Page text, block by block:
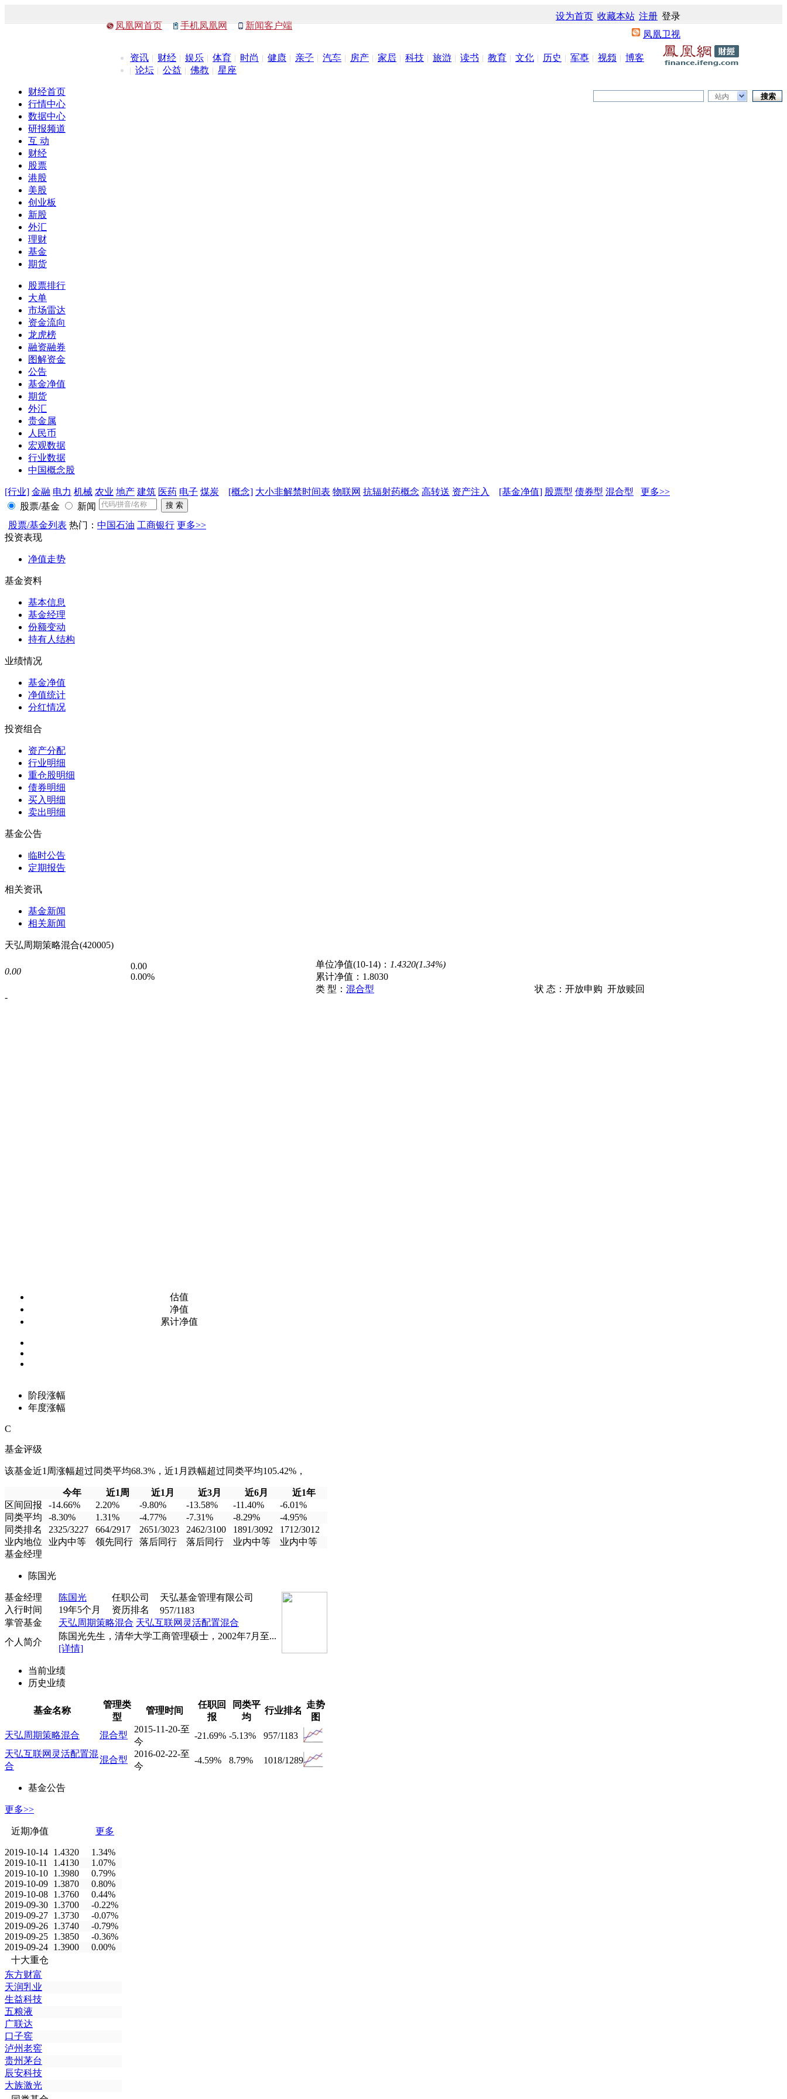
凤凰网首页 手机凤凰网 新闻客户端
设为首页 收藏本站 注册 登录
凤凰卫视
资讯 财经 娱乐 体育 时尚 健康 亲子 汽车 房产 家居 科技 旅游 读书 教育 文化 历史 军事 视频
博客
论坛
公益 佛教 星座
站内
财经首页
行情中心
数据中心
研报频道
互 动
财经
股票
港股
美股
创业板
新股
外汇
理财
基金
期货
股票排行
大单
市场雷达
资金流向
龙虎榜
融资融券
图解资金
公告
基金净值
期货
外汇
贵金属
人民币
宏观数据
行业数据
中国概念股
[行业] 金融 电力 机械 农业 地产 建筑 医药 电子 煤炭 [概念] 大小非解禁时间表 物联网 抗辐射药概念 高转送 资产注入 [基金净值] 股票型 债券型 混合型
更多>>
股票/基金
新闻
股票/基金列表 热门： 中国石油 工商银行 更多>>
投资表现
净值走势
基金资料
基本信息
基金经理
份额变动
持有人结构
业绩情况
基金净值
净值统计
分红情况
投资组合
资产分配
行业明细
重仓股明细
债券明细
买入明细
卖出明细
基金公告
临时公告
定期报告
相关资讯
基金新闻
相关新闻
天弘周期策略混合(420005)
0.00
0.00
0.00%
-
单位净值(10-14)： 1.4320(1.34%)
累计净值： 1.8030
类 型： 混合型 状 态： 开放申购 开放赎回
估值
净值
累计净值
阶段涨幅
年度涨幅
C
基金评级
该基金近1周涨幅超过同类平均68.3%，近1月跌幅超过同类平均105.42%，
今年 近1周 近1月 近3月 近6月
近1年
区间回报
-14.66% 2.20% -9.80% -13.58% -11.40%
-6.01%
同类平均
-8.30% 1.31% -4.77% -7.31% -8.29%
-4.95%
同类排名
2325/3227 664/2917 2651/3023 2462/3100 1891/3092
1712/3012
业内地位
业内中等 领先同行 落后同行 落后同行 业内中等
业内中等
基金经理
陈国光
基金经理 陈国光 任职公司
天弘基金管理有限公司
入行时间
19年5个月 资历排名
957/1183
掌管基金
天弘周期策略混合 天弘互联网灵活配置混合
个人简介
陈国光先生，清华大学工商管理硕士，2002年7月至...
[详情]
当前业绩
历史业绩
基金名称
管理类
型
管理时间
任职回
报
同类平
均
行业排名
走势
图
天弘周期策略混合
混合型
2015-11-20-至
今
-21.69% -5.13%
957/1183
天弘互联网灵活配置混
合
混合型
2016-02-22-至
今
-4.59% 8.79% 1018/1289
基金公告
更多>>
近期净值 更多
2019-10-14 1.4320
1.34%
2019-10-11
1.4130
1.07%
2019-10-10 1.3980
0.79%
2019-10-09 1.3870
0.80%
2019-10-08 1.3760
0.44%
2019-09-30 1.3700
-0.22%
2019-09-27 1.3730
-0.07%
2019-09-26 1.3740
-0.79%
2019-09-25 1.3850
-0.36%
2019-09-24 1.3900
0.00%
十大重仓
东方财富
天润乳业
生益科技
五粮液
广联达
口子窖
泸州老窖
贵州茅台
辰安科技
大族激光